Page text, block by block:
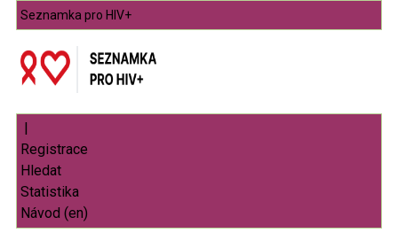
Seznamka pro HIV+
|